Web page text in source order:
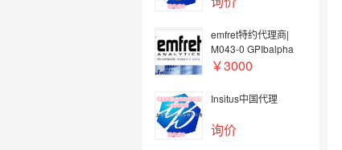
emfret特约代理商|
M043-0 GPIbalpha
(CD42b)
￥3000
Insitus中国代理
询价